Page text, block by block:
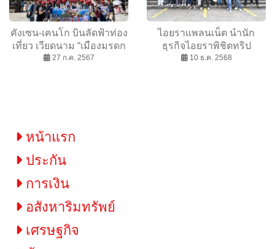
คังเซน-เคนโก บินลัดฟ้าท่อง
เที่ยว เวียดนาม “เมืองมรดก
โลกที่สวยงามและเงียบสงบ”
27 ก.ค. 2567
ไอยราแพลนเน็ต นำนัก
ธุรกิจไอยราพิชิตทริป
“Kunming–Dali–Lijiang–
10 ธ.ค. 2568
หน้าแรก
ประกัน
การเงิน
อสังหาริมทรัพย์
เศรษฐกิจ